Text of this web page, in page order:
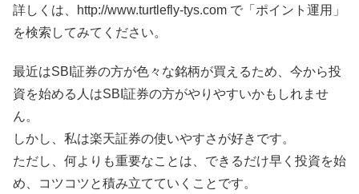
詳しくは、http://www.turtlefly-tys.com で「ポイント運用」
を検索してみてください。
最近はSBI証券の方が色々な銘柄が買えるため、今から投
資を始める人はSBI証券の方がやりやすいかもしれませ
ん。
しかし、私は楽天証券の使いやすさが好きです。
ただし、何よりも重要なことは、できるだけ早く投資を始
め、コツコツと積み立てていくことです。